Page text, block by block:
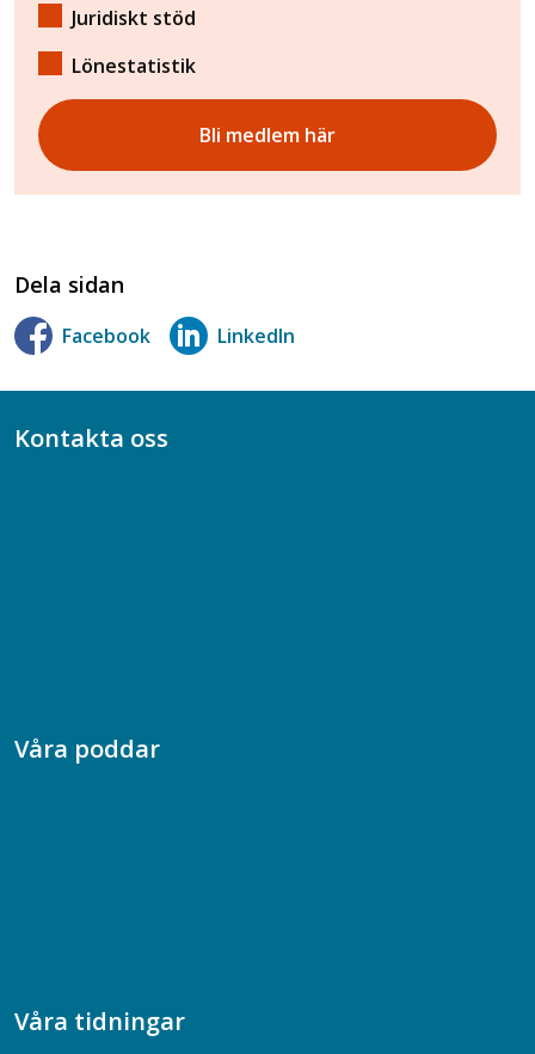
Juridiskt stöd
Lönestatistik
Bli medlem här
Dela sidan
Facebook LinkedIn
Kontakta oss
Våra poddar
Våra tidningar